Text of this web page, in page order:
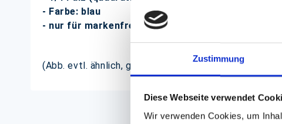
Zustimmung
Diese Webseite verwendet
Wir verwenden Cookies, um
- Farbe: blau
- nur für markenfreie Spender
(Abb. evtl. ähnlich, ggf. ohne Dekoration)